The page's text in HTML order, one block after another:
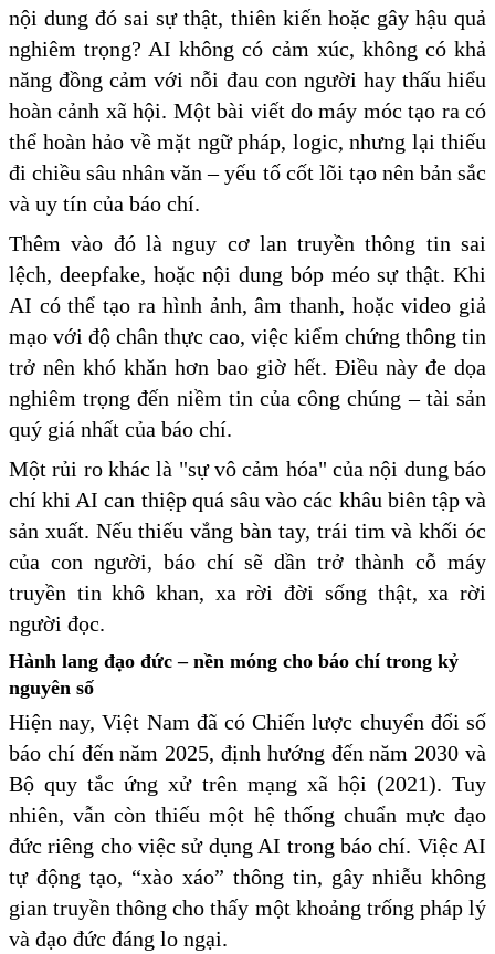
nội dung đó sai sự thật, thiên kiến hoặc gây hậu quả
nghiêm trọng? AI không có cảm xúc, không có khả
năng đồng cảm với nỗi đau con người hay thấu hiểu
hoàn cảnh xã hội. Một bài viết do máy móc tạo ra có
thể hoàn hảo về mặt ngữ pháp, logic, nhưng lại thiếu
đi chiều sâu nhân văn – yếu tố cốt lõi tạo nên bản sắc
và uy tín của báo chí.
Thêm vào đó là nguy cơ lan truyền thông tin sai
lệch, deepfake, hoặc nội dung bóp méo sự thật. Khi
AI có thể tạo ra hình ảnh, âm thanh, hoặc video giả
mạo với độ chân thực cao, việc kiểm chứng thông tin
trở nên khó khăn hơn bao giờ hết. Điều này đe dọa
nghiêm trọng đến niềm tin của công chúng – tài sản
quý giá nhất của báo chí.
Một rủi ro khác là "sự vô cảm hóa" của nội dung báo
chí khi AI can thiệp quá sâu vào các khâu biên tập và
sản xuất. Nếu thiếu vắng bàn tay, trái tim và khối óc
của con người, báo chí sẽ dần trở thành cỗ máy
truyền tin khô khan, xa rời đời sống thật, xa rời
người đọc.
Hành lang đạo đức – nền móng cho báo chí trong kỷ
nguyên số
Hiện nay, Việt Nam đã có Chiến lược chuyển đổi số
báo chí đến năm 2025, định hướng đến năm 2030 và
Bộ quy tắc ứng xử trên mạng xã hội (2021). Tuy
nhiên, vẫn còn thiếu một hệ thống chuẩn mực đạo
đức riêng cho việc sử dụng AI trong báo chí. Việc AI
tự động tạo, “xào xáo” thông tin, gây nhiễu không
gian truyền thông cho thấy một khoảng trống pháp lý
và đạo đức đáng lo ngại.